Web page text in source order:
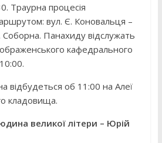
Траурна процесія
вул. Є. Коновальця –
Панахиду відслужать
кафедрального
відбудеться об 11:00 на Алеї
кладовища.
великої літери – Юрій